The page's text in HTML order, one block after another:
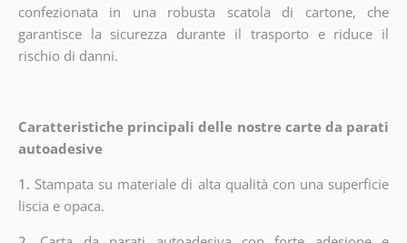
confezionata in una robusta scatola di cartone, che
garantisce la sicurezza durante il trasporto e riduce il
rischio di danni.
Caratteristiche principali delle nostre carte da parati
autoadesive
1. Stampata su materiale di alta qualità con una superficie
liscia e opaca.